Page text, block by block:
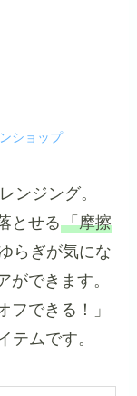
ショップ
ンジング。
とせる「摩擦
らぎが気にな
ができます。
フできる！」
テムです。